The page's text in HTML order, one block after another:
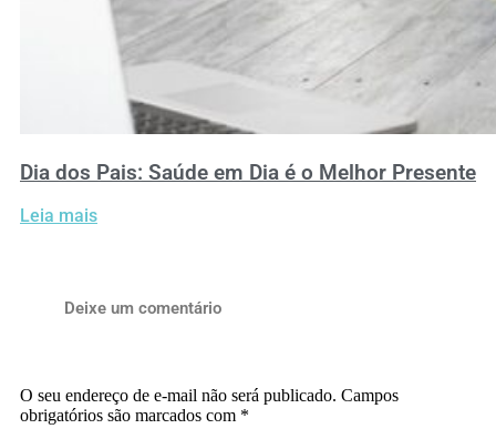
Dia dos Pais: Saúde em Dia é o Melhor Presente
Leia mais
Deixe um comentário
O seu endereço de e-mail não será publicado. Campos
obrigatórios são marcados com *